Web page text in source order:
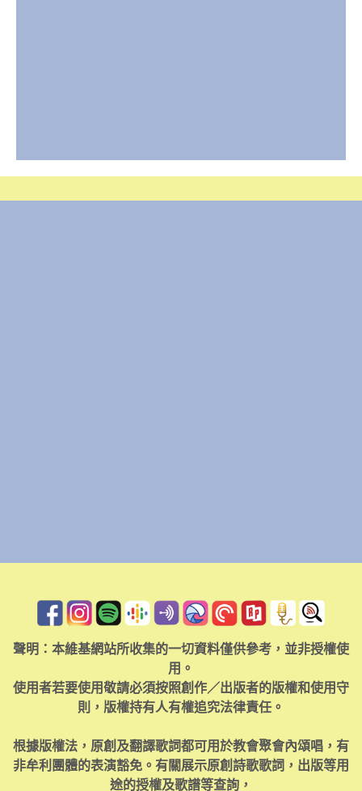
聲明：本維基網站所收集的一切資料僅供參考，並非授權使
用。
使用者若要使用敬請必須按照創作／出版者的版權和使用守
則，版權持有人有權追究法律責任。
根據版權法，原創及翻譯歌詞都可用於教會聚會內頌唱，有
非牟利團體的表演豁免。有關展示原創詩歌歌詞，出版等用
途的授權及歌譜等查詢，